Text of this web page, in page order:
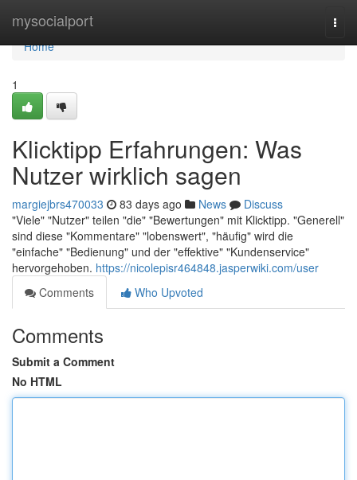
mysocialport
Home
Home
1
Klicktipp Erfahrungen: Was
Nutzer wirklich sagen
margiejbrs470033 83 days ago News
Discuss
"Viele" "Nutzer" teilen "die" "Bewertungen" mit Klicktipp. "Generell"
sind diese "Kommentare" "lobenswert", "häufig" wird die
"einfache" "Bedienung" und der "effektive" "Kundenservice"
hervorgehoben. https://nicolepisr464848.jasperwiki.com/user
Comments
Who Upvoted
Comments
Submit a Comment
No HTML